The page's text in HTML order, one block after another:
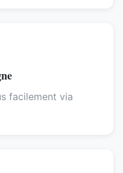
facilement via